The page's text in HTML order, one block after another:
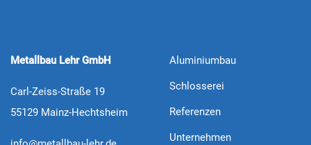
Metallbau Lehr GmbH
Carl-Zeiss-Straße 19
55129 Mainz-Hechtsheim
Aluminiumbau
Schlosserei
Referenzen
Unternehmen